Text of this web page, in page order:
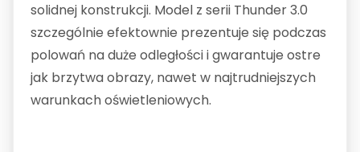
solidnej konstrukcji. Model z serii Thunder 3.0
szczególnie efektownie prezentuje się podczas
polowań na duże odległości i gwarantuje ostre
jak brzytwa obrazy, nawet w najtrudniejszych
warunkach oświetleniowych.